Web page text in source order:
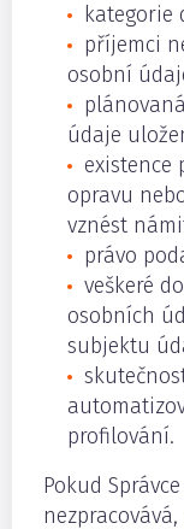
kategorie
příjemci
osobní
údaje
existence
opravu
vznést
právo
veškeré
osobních
subjektu
profilování.
Pokud